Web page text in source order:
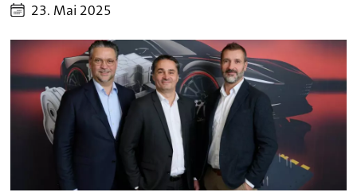
23. Mai 2025